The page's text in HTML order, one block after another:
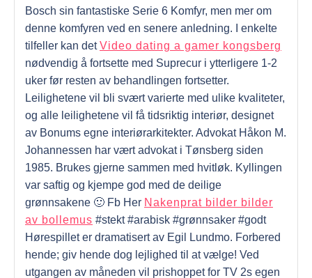
Bosch sin fantastiske Serie 6 Komfyr, men mer om
denne komfyren ved en senere anledning. I enkelte
tilfeller kan detVideo dating a gamer kongsberg
nødvendig å fortsette med Suprecur i ytterligere 1-2
uker før resten av behandlingen fortsetter.
Leilighetene vil bli svært varierte med ulike kvaliteter,
og alle leilighetene vil få tidsriktig interiør, designet
av Bonums egne interiørarkitekter. Advokat Håkon M.
Johannessen har vært advokat i Tønsberg siden
1985. Brukes gjerne sammen med hvitløk. Kyllingen
var saftig og kjempe god med de deilige
grønnsakene 🙂 Fb Her Nakenprat bilder bilder
av bollemus #stekt #arabisk #grønnsaker #godt
Hørespillet er dramatisert av Egil Lundmo. Forbered
hende; giv hende dog lejlighed til at vælge! Ved
utgangen av måneden vil prishoppet for TV 2s egen